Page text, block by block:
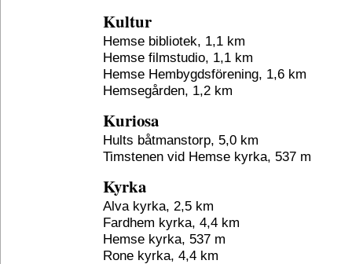
Kultur
Hemse bibliotek, 1,1 km
Hemse filmstudio, 1,1 km
Hemse Hembygdsförening, 1,6 km
Hemsegården, 1,2 km
Kuriosa
Hults båtmanstorp, 5,0 km
Timstenen vid Hemse kyrka, 537 m
Kyrka
Alva kyrka, 2,5 km
Fardhem kyrka, 4,4 km
Hemse kyrka, 537 m
Rone kyrka, 4,4 km